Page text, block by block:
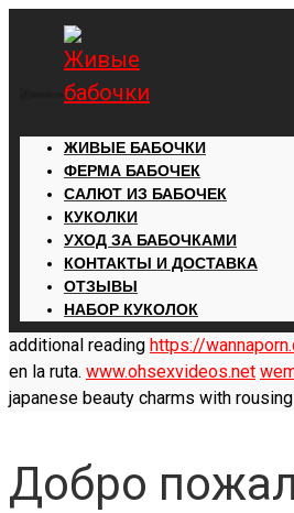
ЖИВЫЕ БАБОЧКИ
ФЕРМА БАБОЧЕК
САЛЮТ ИЗ БАБОЧЕК
КУКОЛКИ
УХОД ЗА БАБОЧКАМИ
КОНТАКТЫ И ДОСТАВКА
ОТЗЫВЫ
НАБОР КУКОЛОК
additional reading https://
en la ruta. www.ohsexvideos.net
japanese beauty charms with
Добро